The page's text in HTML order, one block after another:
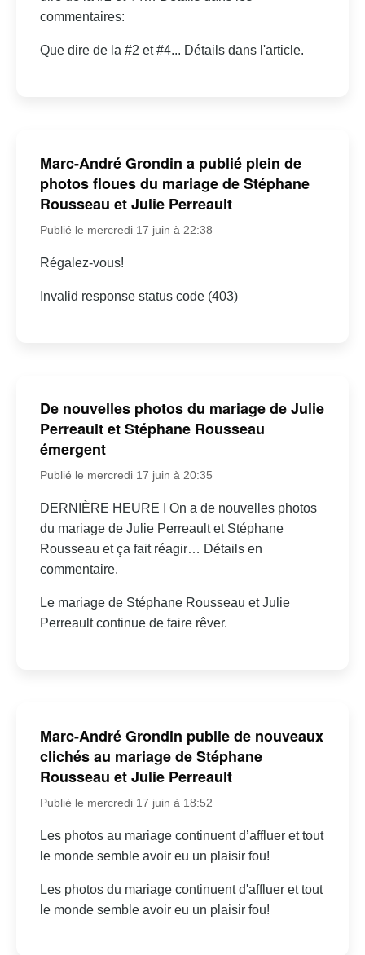
commentaires:
Que dire de la #2 et #4... Détails dans l'article.
Marc-André Grondin a publié plein de
photos floues du mariage de Stéphane
Rousseau et Julie Perreault
Publié le mercredi 17 juin à 22:38
Régalez-vous!
Invalid response status code (403)
De nouvelles photos du mariage de Julie
Perreault et Stéphane Rousseau
émergent
Publié le mercredi 17 juin à 20:35
DERNIÈRE HEURE I On a de nouvelles photos
du mariage de Julie Perreault et Stéphane
Rousseau et ça fait réagir… Détails en
commentaire.
Le mariage de Stéphane Rousseau et Julie
Perreault continue de faire rêver.
Marc-André Grondin publie de nouveaux
clichés au mariage de Stéphane
Rousseau et Julie Perreault
Publié le mercredi 17 juin à 18:52
Les photos au mariage continuent d’affluer et tout
le monde semble avoir eu un plaisir fou!
Les photos du mariage continuent d'affluer et tout
le monde semble avoir eu un plaisir fou!